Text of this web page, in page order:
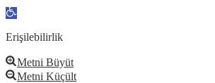
Open
Erişilebilirlik
Metni Büyüt
Metni Küçült